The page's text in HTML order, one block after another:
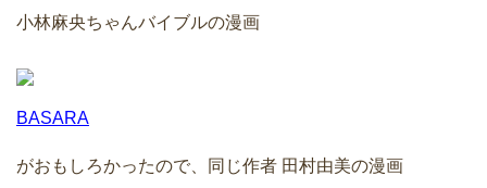
小林麻央ちゃんバイブルの漫画
BASARA
がおもしろかったので、同じ作者 田村由美の漫画